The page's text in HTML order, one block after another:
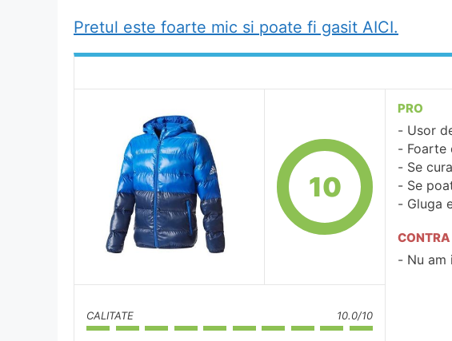
Pretul este foarte mic si poate fi gasit AICI.
10
CALITATE 10.0/10
PRO
Usor
Foarte
Se
Se
Gluga
CONTRA
Nu